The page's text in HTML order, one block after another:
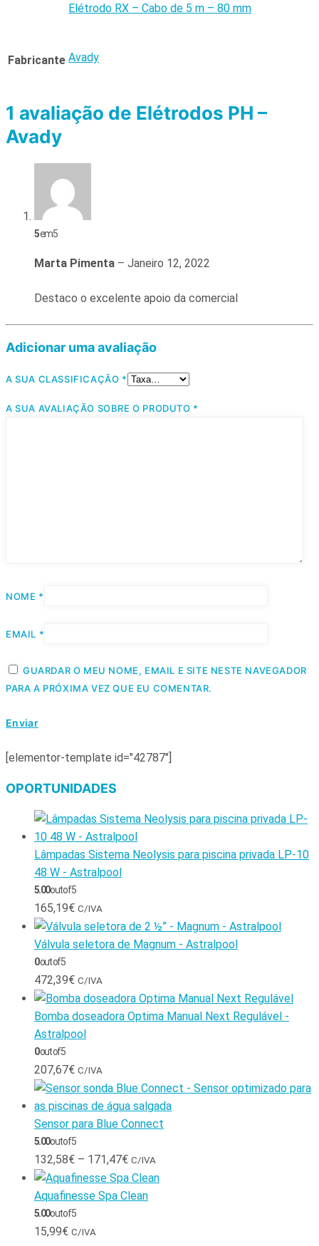
Elétrodo RX – Cabo de 5 m – 80 mm
Fabricante Avady
1 avaliação de Elétrodos PH –
Avady
5em 5
Marta Pimenta – Janeiro 12, 2022
Destaco o excelente apoio da comercial
Adicionar uma avaliação
A SUA CLASSIFICAÇÃO *
A SUA AVALIAÇÃO SOBRE O PRODUTO *
NOME *
EMAIL *
GUARDAR O MEU NOME, EMAIL E SITE NESTE NAVEGADOR
PARA A PRÓXIMA VEZ QUE EU COMENTAR.
[elementor-template id="42787"]
OPORTUNIDADES
Lâmpadas Sistema Neolysis para piscina privada LP-10
48 W - Astralpool
5.00out of 5
165,19€ C/IVA
Válvula seletora de Magnum - Astralpool
0out of 5
472,39€ C/IVA
Bomba doseadora Optima Manual Next Regulável -
Astralpool
0out of 5
207,67€ C/IVA
Sensor para Blue Connect
5.00out of 5
132,58€ – 171,47€ C/IVA
Aquafinesse Spa Clean
5.00out of 5
15,99€ C/IVA